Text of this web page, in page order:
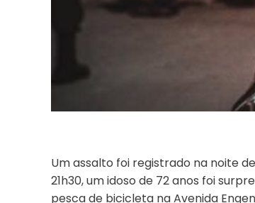
Um assalto foi registrado na noite
21h30, um idoso de 72 anos foi
pesca de bicicleta na Avenida